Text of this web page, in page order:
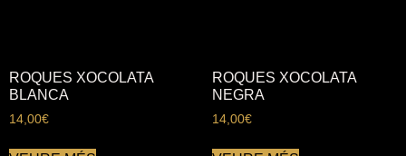
ROQUES XOCOLATA
BLANCA
14,00€
ROQUES XOCOLATA
NEGRA
14,00€